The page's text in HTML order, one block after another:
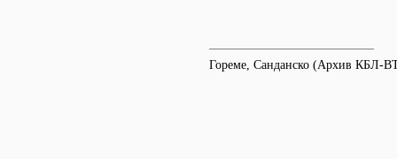
Гореме, Санданско (Архив КБЛ-